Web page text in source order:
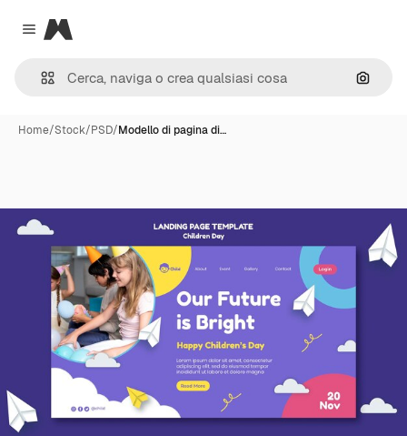
Close menu
Magnific
Cerca
Home/Stock/PSD/Modello di pagina di…